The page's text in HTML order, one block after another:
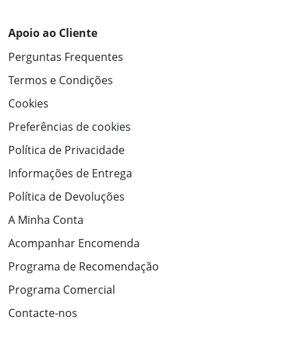
Apoio ao Cliente
Perguntas Frequentes
Termos e Condições
Cookies
Preferências de cookies
Política de Privacidade
Informações de Entrega
Política de Devoluções
A Minha Conta
Acompanhar Encomenda
Programa de Recomendação
Programa Comercial
Contacte-nos